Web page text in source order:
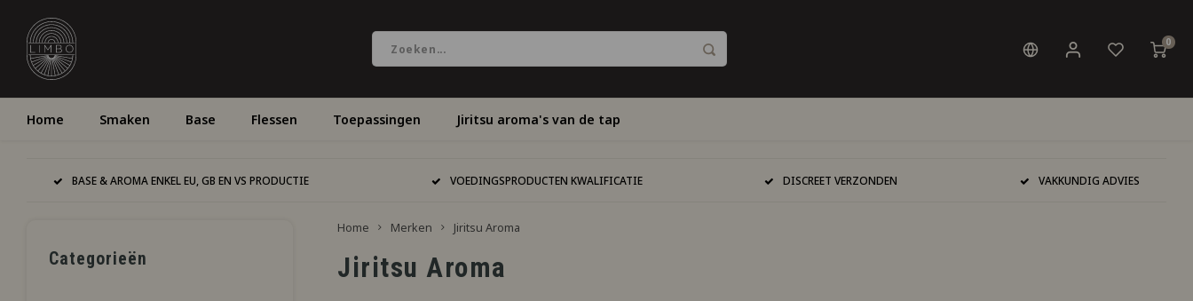
0
Home Smaken Base Flessen Toepassingen Jiritsu aroma's van de tap
BASE & AROMA ENKEL EU, GB EN VS PRODUCTIE VOEDINGSPRODUCTEN KWALIFICATIE DISCREET VERZONDEN VAKKUNDIG ADVIES
Categorieën
Home Merken Jiritsu Aroma
Jiritsu Aroma